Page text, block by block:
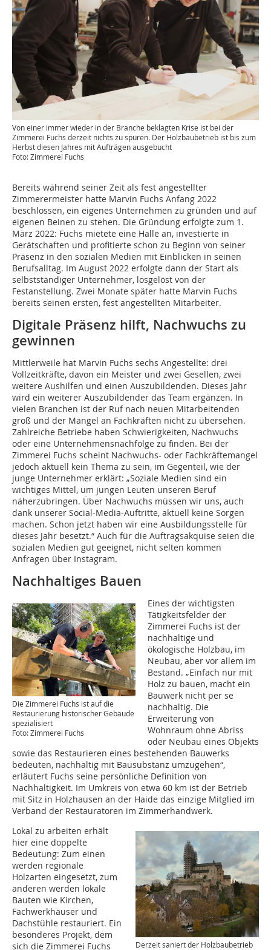
Von einer immer wieder in der Branche beklagten Krise ist bei der
Zimmerei Fuchs derzeit nichts zu spüren. Der Holzbaubetrieb ist bis zum
Herbst diesen Jahres mit Aufträgen ausgebucht
Foto: Zimmerei Fuchs
Bereits während seiner Zeit als fest angestellter
Zimmerermeister hatte Marvin Fuchs Anfang 2022
beschlossen, ein eigenes Unternehmen zu gründen und auf
eigenen Beinen zu stehen. Die Gründung erfolgte zum 1.
März 2022: Fuchs mietete eine Halle an, investierte in
Gerätschaften und profitierte schon zu Beginn von seiner
Präsenz in den sozialen Medien mit Einblicken in seinen
Berufsalltag. Im August 2022 erfolgte dann der Start als
selbstständiger Unternehmer, losgelöst von der
Festanstellung. Zwei Monate später hatte Marvin Fuchs
bereits seinen ersten, fest angestellten Mitarbeiter.
Digitale Präsenz hilft, Nachwuchs zu
gewinnen
Mittlerweile hat Marvin Fuchs sechs Angestellte: drei
Vollzeitkräfte, davon ein Meister und zwei Gesellen, zwei
weitere Aushilfen und einen Auszubildenden. Dieses Jahr
wird ein weiterer Auszubildender das Team ergänzen. In
vielen Branchen ist der Ruf nach neuen Mitarbeitenden
groß und der Mangel an Fachkräften nicht zu übersehen.
Zahlreiche Betriebe haben Schwierigkeiten, Nachwuchs
oder eine Unternehmensnachfolge zu finden. Bei der
Zimmerei Fuchs scheint Nachwuchs- oder Fachkräftemangel
jedoch aktuell kein Thema zu sein, im Gegenteil, wie der
junge Unternehmer erklärt: „Soziale Medien sind ein
wichtiges Mittel, um jungen Leuten unseren Beruf
näherzubringen. Über Nachwuchs müssen wir uns, auch
dank unserer Social-Media-Auftritte, aktuell keine Sorgen
machen. Schon jetzt haben wir eine Ausbildungsstelle für
dieses Jahr besetzt.“ Auch für die Auftragsakquise seien die
sozialen Medien gut geeignet, nicht selten kommen
Anfragen über Instagram.
Nachhaltiges Bauen
Die Zimmerei Fuchs ist auf die
Restaurierung historischer Gebäude
spezialisiert
Foto: Zimmerei Fuchs
Eines der wichtigsten
Tätigkeitsfelder der
Zimmerei Fuchs ist der
nachhaltige und
ökologische Holzbau, im
Neubau, aber vor allem im
Bestand. „Einfach nur mit
Holz zu bauen, macht ein
Bauwerk nicht per se
nachhaltig. Die
Erweiterung von
Wohnraum ohne Abriss
oder Neubau eines Objekts
sowie das Restaurieren eines bestehenden Bauwerks
bedeuten, nachhaltig mit Bausubstanz umzugehen“,
erläutert Fuchs seine persönliche Definition von
Nachhaltigkeit. Im Umkreis von etwa 60 km ist der Betrieb
mit Sitz in Holzhausen an der Haide das einzige Mitglied im
Verband der Restauratoren im Zimmerhandwerk.
Derzeit saniert der Holzbaubetrieb
Lokal zu arbeiten erhält
hier eine doppelte
Bedeutung: Zum einen
werden regionale
Holzarten eingesetzt, zum
anderen werden lokale
Bauten wie Kirchen,
Fachwerkhäuser und
Dachstühle restauriert. Ein
besonderes Projekt, dem
sich die Zimmerei Fuchs